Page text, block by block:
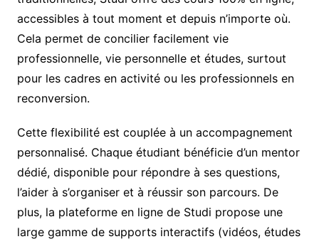
accessibles à tout moment et depuis n’importe où.
Cela permet de concilier facilement vie
professionnelle, vie personnelle et études, surtout
pour les cadres en activité ou les professionnels en
reconversion.
Cette flexibilité est couplée à un accompagnement
personnalisé. Chaque étudiant bénéficie d’un mentor
dédié, disponible pour répondre à ses questions,
l’aider à s’organiser et à réussir son parcours. De
plus, la plateforme en ligne de Studi propose une
large gamme de supports interactifs (vidéos, études